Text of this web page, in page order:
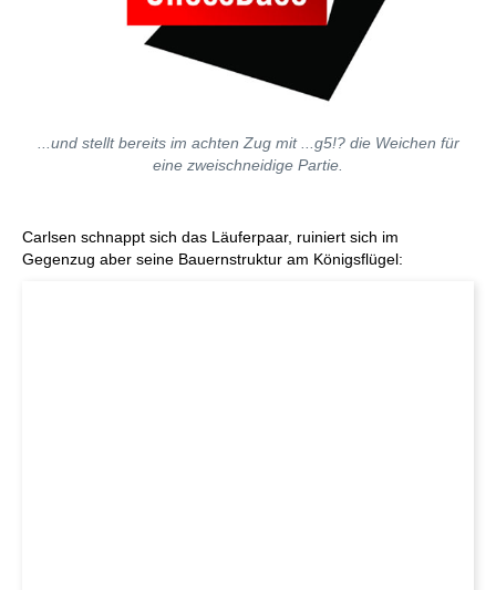
...und stellt bereits im achten Zug mit ...g5!? die Weichen für
eine zweischneidige Partie.
Carlsen schnappt sich das Läuferpaar, ruiniert sich im
Gegenzug aber seine Bauernstruktur am Königsflügel: